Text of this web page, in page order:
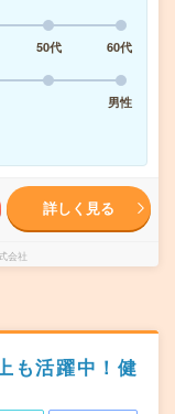
50代
60代
男性
詳しく見る
会社
も活躍中！健